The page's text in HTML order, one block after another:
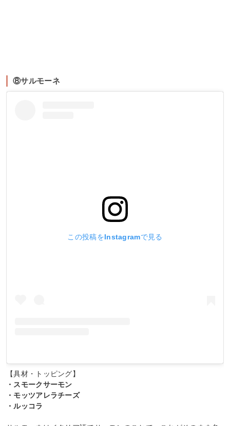
⑧サルモーネ
この投稿をInstagramで見る
【具材・トッピング】
・スモークサーモン
・モッツアレラチーズ
・ルッコラ